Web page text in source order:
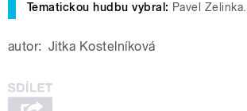
Tematickou hudbu vybral: Pavel Zelinka.
autor: Jitka Kostelníková